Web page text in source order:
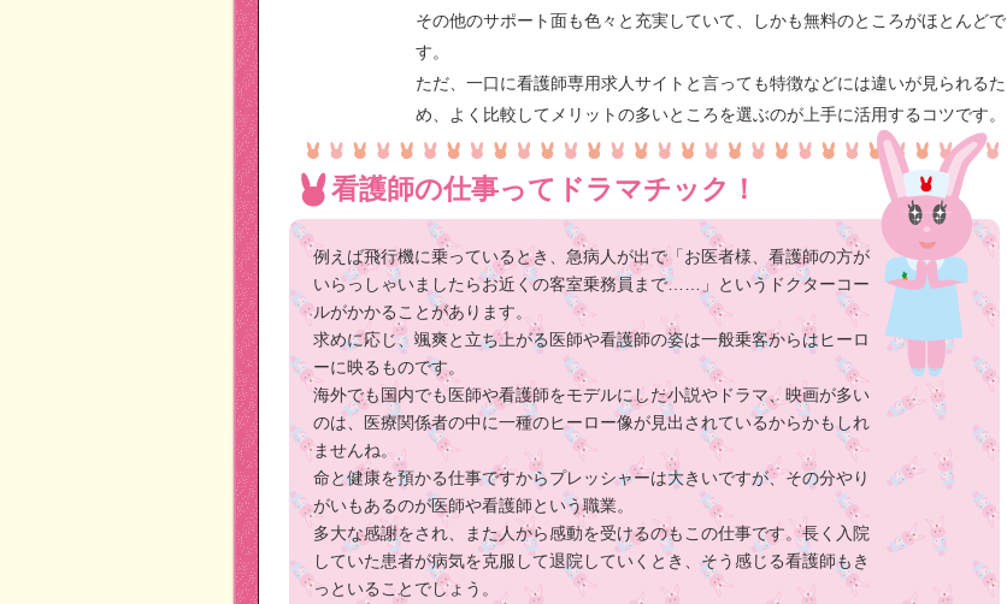
その他のサポート面も色々と充実していて、しかも無料のところがほとんどで
す。
ただ、一口に看護師専用求人サイトと言っても特徴などには違いが見られるた
め、よく比較してメリットの多いところを選ぶのが上手に活用するコツです。
看護師の仕事ってドラマチック！
例えば飛行機に乗っているとき、急病人が出で「お医者様、看護師の方が
いらっしゃいましたらお近くの客室乗務員まで……」というドクターコー
ルがかかることがあります。
求めに応じ、颯爽と立ち上がる医師や看護師の姿は一般乗客からはヒーロ
ーに映るものです。
海外でも国内でも医師や看護師をモデルにした小説やドラマ、映画が多い
のは、医療関係者の中に一種のヒーロー像が見出されているからかもしれ
ませんね。
命と健康を預かる仕事ですからプレッシャーは大きいですが、その分やり
がいもあるのが医師や看護師という職業。
多大な感謝をされ、また人から感動を受けるのもこの仕事です。長く入院
していた患者が病気を克服して退院していくとき、そう感じる看護師もき
っといることでしょう。